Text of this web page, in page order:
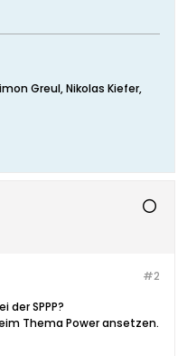
Greul, Nikolas Kiefer,
#2
SPPP?
Thema Power ansetzen.